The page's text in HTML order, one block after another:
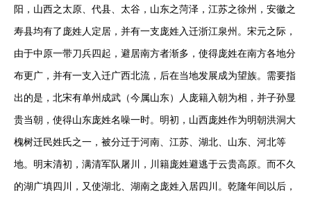
阳，山西之太原、代县、太谷，山东之菏泽，江苏之徐州，安徽之
寿县均有了庞姓人定居，并有一支庞姓入迁浙江泉州。宋元之际，
由于中原一带刀兵四起，避居南方者渐多，使得庞姓在南方各地分
布更广，并有一支入迁广西北流，后在当地发展成为望族。需要指
出的是，北宋有单州成武（今属山东）人庞籍入朝为相，并子孙显
贵当朝，使得山东庞姓名噪一时。明初，山西庞姓作为明朝洪洞大
槐树迁民姓氏之一，被分迁于河南、江苏、湖北、山东、河北等
地。明末清初，满清军队屠川，川籍庞姓避逃于云贵高原。而不久
的湖广填四川，又使湖北、湖南之庞姓入居四川。乾隆年间以后，